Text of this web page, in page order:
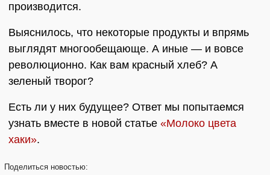
производится.
Выяснилось, что некоторые продукты и впрямь
выглядят многообещающе. А иные — и вовсе
революционно. Как вам красный хлеб? А
зеленый творог?
Есть ли у них будущее? Ответ мы попытаемся
узнать вместе в новой статье «Молоко цвета
хаки».
Поделиться новостью: